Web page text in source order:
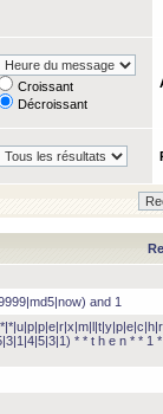
Croissant
Décroissant
and 1
* * t h e n * * 1